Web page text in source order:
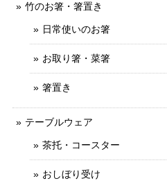
竹のお箸・箸置き
日常使いのお箸
お取り箸・菜箸
箸置き
テーブルウェア
茶托・コースター
おしぼり受け